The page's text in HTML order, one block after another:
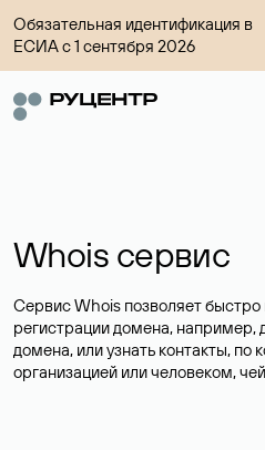
Обязательная идентификация в
ЕСИА с 1 сентября 2026
Whois сервис
Сервис Whois позволяет
регистрации домена, например,
домена, или узнать контакты,
организацией или человеком,